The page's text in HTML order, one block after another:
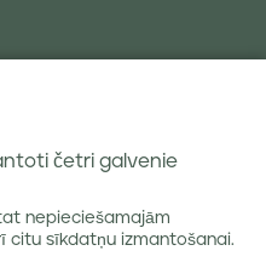
četri galvenie
nepieciešamajām
citu sīkdatņu izmantošanai.